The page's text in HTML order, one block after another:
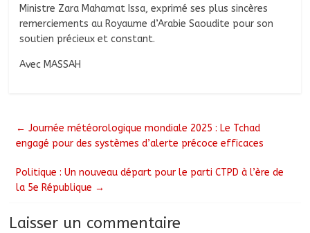
Ministre Zara Mahamat Issa, exprimé ses plus sincères
remerciements au Royaume d’Arabie Saoudite pour son
soutien précieux et constant.
Avec MASSAH
← Journée météorologique mondiale 2025 : Le Tchad
engagé pour des systèmes d’alerte précoce efficaces
Politique : Un nouveau départ pour le parti CTPD à l’ère de
la 5e République →
Laisser un commentaire